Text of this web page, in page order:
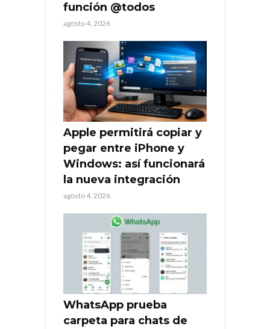
función @todos
agosto 4, 2026
Apple permitirá copiar y
pegar entre iPhone y
Windows: así funcionará
la nueva integración
agosto 4, 2026
WhatsApp prueba
carpeta para chats de